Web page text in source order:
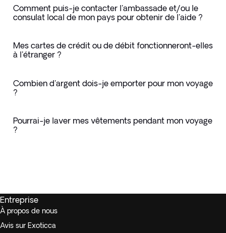
Comment puis-je contacter l'ambassade et/ou le
consulat local de mon pays pour obtenir de l'aide ?
Mes cartes de crédit ou de débit fonctionneront-elles
à l'étranger ?
Combien d'argent dois-je emporter pour mon voyage
?
Pourrai-je laver mes vêtements pendant mon voyage
?